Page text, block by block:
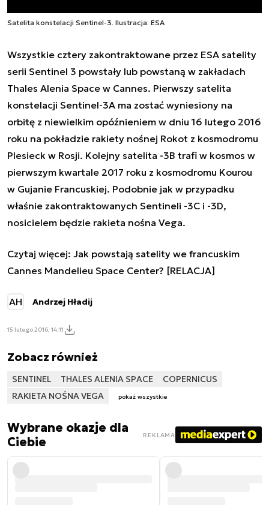
Satelita konstelacji Sentinel-3. Ilustracja: ESA
Wszystkie cztery zakontraktowane przez ESA satelity
serii Sentinel 3 powstały lub powstaną w zakładach
Thales Alenia Space w Cannes. Pierwszy satelita
konstelacji Sentinel-3A ma zostać wyniesiony na
orbitę z niewielkim opóźnieniem w dniu 16 lutego 2016
roku na pokładzie rakiety nośnej Rokot z kosmodromu
Plesieck w Rosji. Kolejny satelita -3B trafi w kosmos w
pierwszym kwartale 2017 roku z kosmodromu Kourou
w Gujanie Francuskiej. Podobnie jak w przypadku
właśnie zakontraktowanych Sentineli -3C i -3D,
nosicielem będzie rakieta nośna Vega.
Czytaj więcej: Jak powstają satelity we francuskim
Cannes Mandelieu Space Center? [RELACJA]
AH Andrzej Hładij
15 lutego 2016, 14:11
Zobacz również
SENTINEL THALES ALENIA SPACE
COPERNICUS
RAKIETA NOŚNA VEGA
pokaż wszystkie
Wybrane okazje dla
Ciebie
REKLAMA